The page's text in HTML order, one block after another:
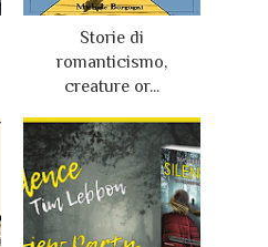
Storie di
romanticismo,
creature or...